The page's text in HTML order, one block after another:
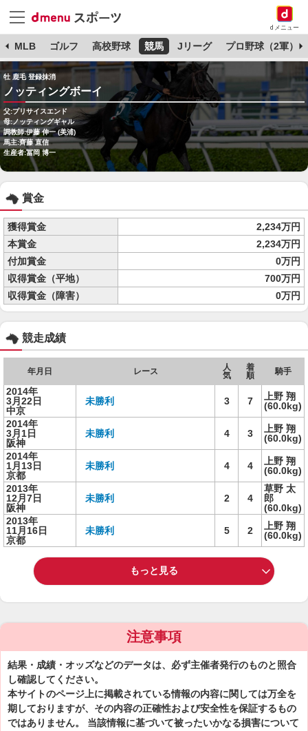
dメニュー
MLB ゴルフ 高校野球 競馬 Jリーグ プロ野球（2軍）
牡 鹿毛 登録抹消
ノッティングボーイ
父:プリサイスエンド
母:ノッティングギャル
調教師:伊藤 伸一 (美浦)
馬主:齊藤 直信
生産者:冨岡 博一
賞金
獲得賞金
2,234万円
本賞金
2,234万円
付加賞金
0万円
収得賞金（平地）
700万円
収得賞金（障害）
0万円
競走成績
年月日 レース
人
気
着
順
騎手
2014年
3月22日
中京
未勝利 3 7
上野 翔
(60.0kg)
2014年
3月1日
阪神
未勝利 4 3
上野 翔
(60.0kg)
2014年
1月13日
京都
未勝利 4 4
上野 翔
(60.0kg)
2013年
12月7日
阪神
未勝利 2 4
草野 太
郎
(60.0kg)
2013年
11月16日
京都
未勝利 5 2
上野 翔
(60.0kg)
もっと見る
注意事項
結果・成績・オッズなどのデータは、必ず主催者発行のものと照合
し確認してください。
本サイトのページ上に掲載されている情報の内容に関しては万全を
期しておりますが、その内容の正確性および安全性を保証するもの
ではありません。 当該情報に基づいて被ったいかなる損害について